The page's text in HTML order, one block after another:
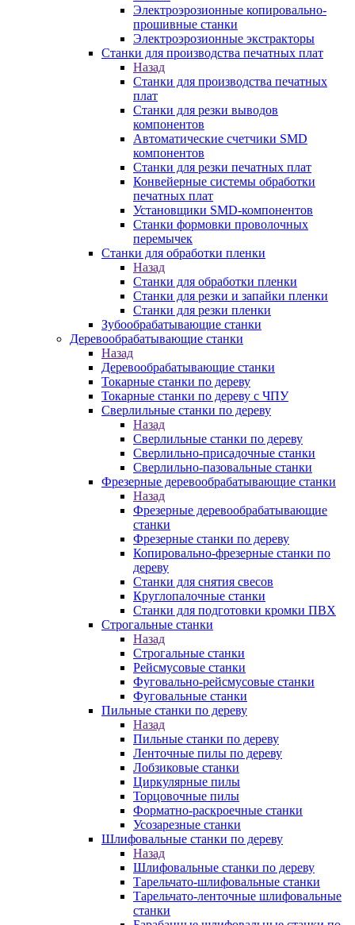
Электроэрозионные копировально-
прошивные станки
Электроэрозионные экстракторы
Станки для производства печатных плат
Назад
Станки для производства печатных
плат
Станки для резки выводов
компонентов
Автоматические счетчики SMD
компонентов
Станки для резки печатных плат
Конвейерные системы обработки
печатных плат
Установщики SMD-компонентов
Станки формовки проволочных
перемычек
Станки для обработки пленки
Назад
Станки для обработки пленки
Станки для резки и запайки пленки
Станки для резки пленки
Зубообрабатывающие станки
Деревообрабатывающие станки
Назад
Деревообрабатывающие станки
Токарные станки по дереву
Токарные станки по дереву с ЧПУ
Сверлильные станки по дереву
Назад
Сверлильные станки по дереву
Сверлильно-присадочные станки
Сверлильно-пазовальные станки
Фрезерные деревообрабатывающие станки
Назад
Фрезерные деревообрабатывающие
станки
Фрезерные станки по дереву
Копировально-фрезерные станки по
дереву
Станки для снятия свесов
Круглопалочные станки
Станки для подготовки кромки ПВХ
Строгальные станки
Назад
Строгальные станки
Рейсмусовые станки
Фуговально-рейсмусовые станки
Фуговальные станки
Пильные станки по дереву
Назад
Пильные станки по дереву
Ленточные пилы по дереву
Лобзиковые станки
Циркулярные пилы
Торцовочные пилы
Форматно-раскроечные станки
Усозарезные станки
Шлифовальные станки по дереву
Назад
Шлифовальные станки по дереву
Тарельчато-шлифовальные станки
Тарельчато-ленточные шлифовальные
станки